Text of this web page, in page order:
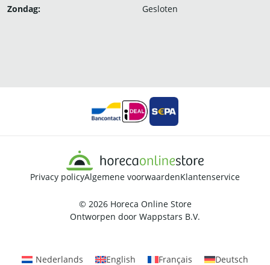
Zondag:
Gesloten
Privacy policyAlgemene voorwaardenKlantenservice
© 2026 Horeca Online Store
Ontworpen door Wappstars B.V.
Nederlands English Français Deutsch